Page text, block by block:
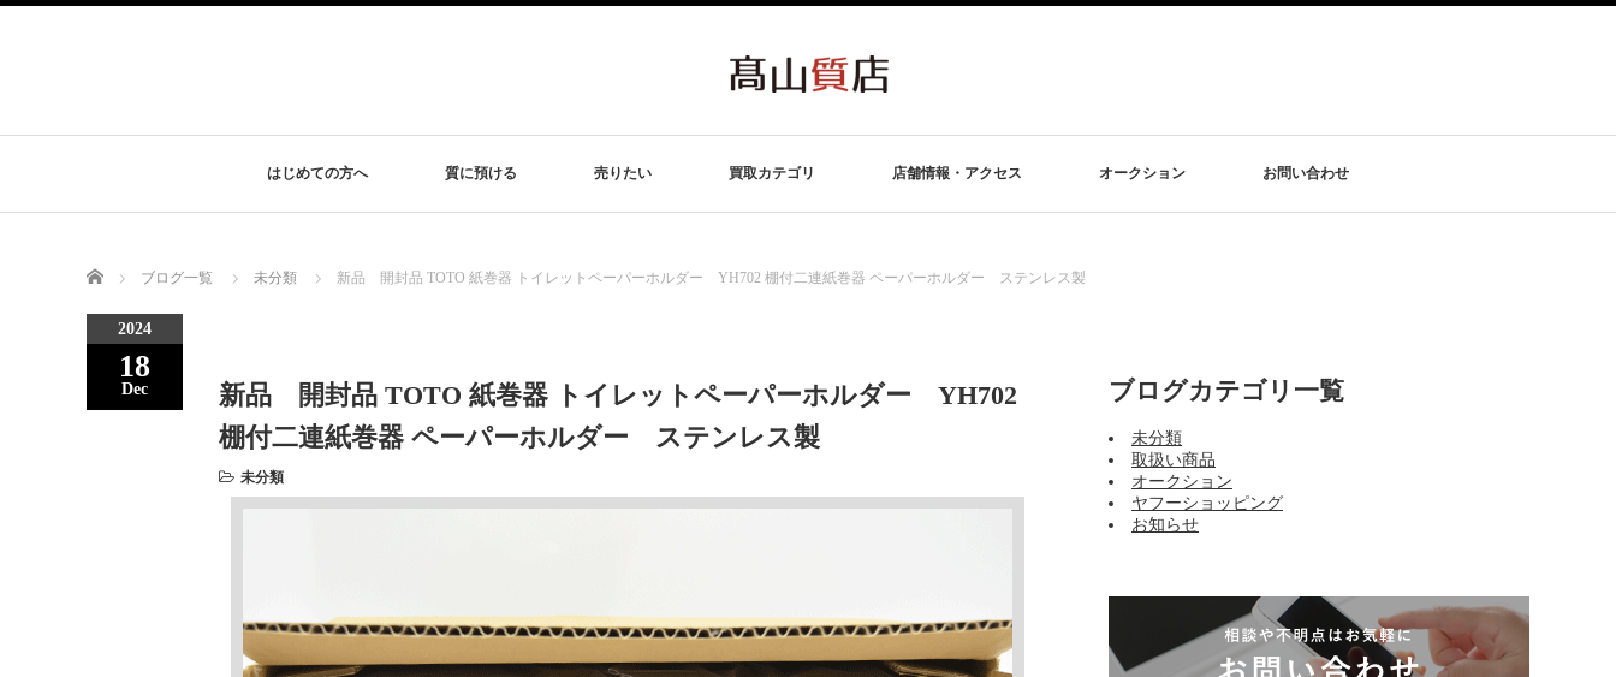
はじめての方へ 質に預ける 売りたい 買取カテゴリ 店舗情報・アクセス オークション お問い合わせ
Home ブログ一覧 未分類 新品 開封品 TOTO 紙巻器 トイレットペーパーホルダー YH702 棚付二連紙巻器 ペーパーホルダー ステンレス製
2024
18
Dec
新品 開封品 TOTO 紙巻器 トイレットペーパーホルダー YH702
棚付二連紙巻器 ペーパーホルダー ステンレス製
未分類
ブログカテゴリ一覧
未分類
取扱い商品
オークション
ヤフーショッピング
お知らせ